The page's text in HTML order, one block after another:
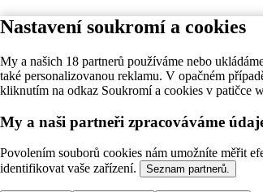
Nastavení soukromí a cookies
My a našich 18 partnerů používáme nebo
také personalizovanou reklamu. V opačném
kliknutím na odkaz Soukromí a cookies v patičce
My a naši partneři zpracováváme
Povolením souborů cookies nám umožníte měřit
identifikovat vaše zařízení.
Seznam partnerů.